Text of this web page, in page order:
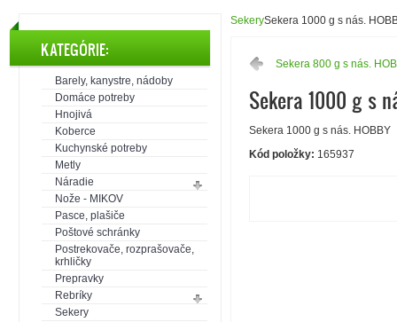
KATEGÓRIE:
Barely, kanystre, nádoby
Domáce potreby
Hnojivá
Koberce
Kuchynské potreby
Metly
Náradie
Nože - MIKOV
Pasce, plašiče
Poštové schránky
Postrekovače, rozprašovače,
krhličky
Prepravky
Rebríky
Sekery
SekerySekera 1000 g s nás.
Sekera 800 g s nás.
Sekera 1000 g s
Sekera 1000 g s nás. HOBBY
Kód položky: 165937